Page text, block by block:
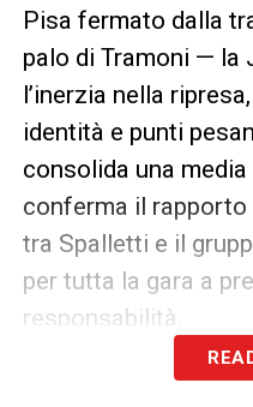
Pisa fermato dalla
palo di Tramoni — la
l’inerzia nella
identità e punti
consolida una
conferma il rapporto
tra Spalletti e il
per tutta la gara a
responsabilità.
LEGGI ANCHE –